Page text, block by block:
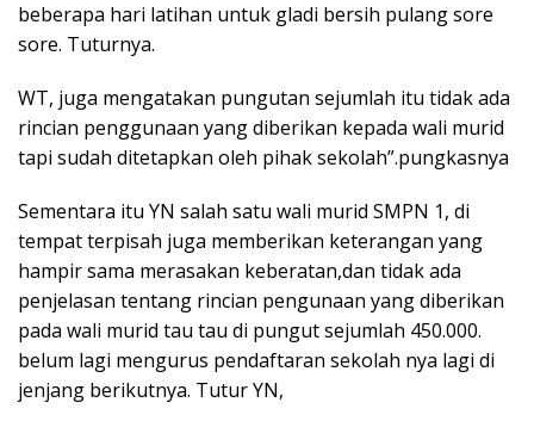
beberapa hari latihan untuk gladi bersih pulang sore
sore. Tuturnya.
WT, juga mengatakan pungutan sejumlah itu tidak ada
rincian penggunaan yang diberikan kepada wali murid
tapi sudah ditetapkan oleh pihak sekolah”.pungkasnya
Sementara itu YN salah satu wali murid SMPN 1, di
tempat terpisah juga memberikan keterangan yang
hampir sama merasakan keberatan,dan tidak ada
penjelasan tentang rincian pengunaan yang diberikan
pada wali murid tau tau di pungut sejumlah 450.000.
belum lagi mengurus pendaftaran sekolah nya lagi di
jenjang berikutnya. Tutur YN,